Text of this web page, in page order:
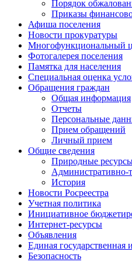
Порядок
Приказы
Афиша поселения
Новости прокуратуры
Многофункциональный
Фотогалерея поселения
Памятка для населения
Специальная оценка
Обращения граждан
Общая информация
Отчеты
Персональные
Прием обращений
Личный прием
Общие сведения
Природные
Административно-
История
Новости Росреестра
Учетная политика
Инициативное
Интернет-ресурсы
Объявления
Единая государственная
Безопасность